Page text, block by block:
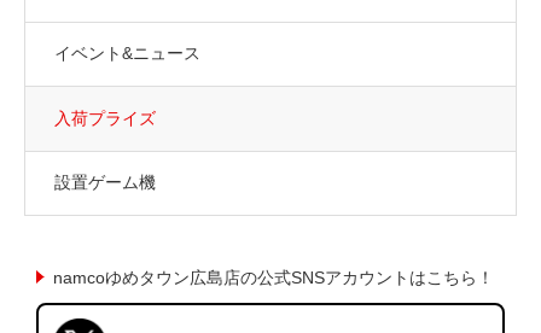
イベント&ニュース
入荷プライズ
設置ゲーム機
namcoゆめタウン広島店の公式SNSアカウントはこちら！